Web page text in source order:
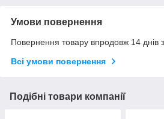
Умови повернення
Повернення товару впродовж 14 днів
Всі умови повернення
Подібні товари компанії